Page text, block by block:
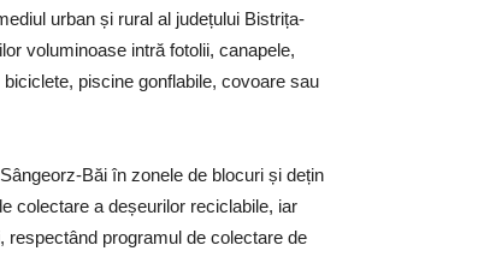
urban și rural al județului Bistrița-
voluminoase intră fotolii, canapele,
piscine gonflabile, covoare sau
Băi în zonele de blocuri și dețin
colectare a deșeurilor reciclabile, iar
programul de colectare de